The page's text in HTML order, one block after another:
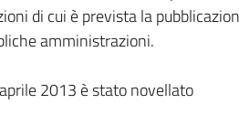
di cui è prevista la
amministrazioni.
2013 è stato novellato